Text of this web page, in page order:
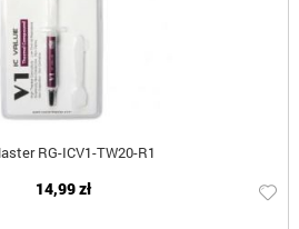
RG-ICV1-TW20-R1
14,99 zł